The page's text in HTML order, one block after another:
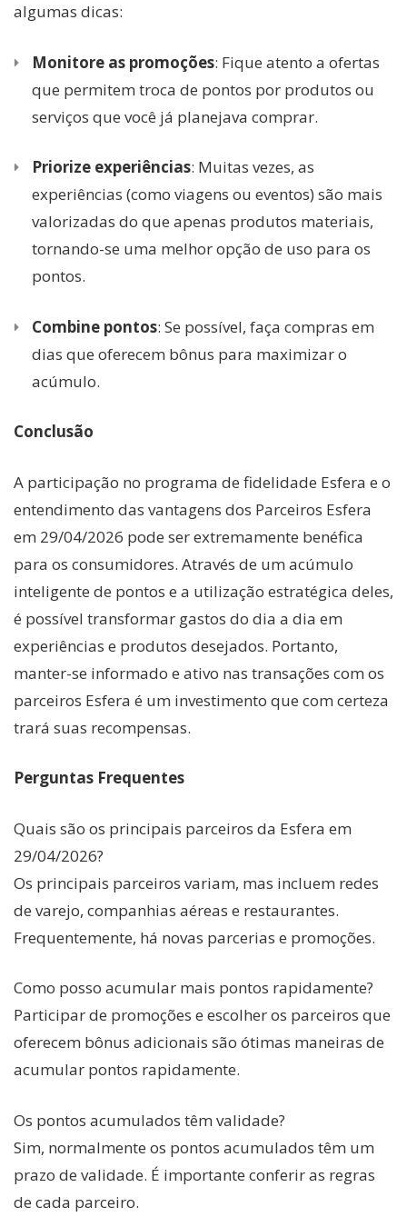
algumas dicas:
Monitore as promoções: Fique atento a ofertas
que permitem troca de pontos por produtos ou
serviços que você já planejava comprar.
Priorize experiências: Muitas vezes, as
experiências (como viagens ou eventos) são mais
valorizadas do que apenas produtos materiais,
tornando-se uma melhor opção de uso para os
pontos.
Combine pontos: Se possível, faça compras em
dias que oferecem bônus para maximizar o
acúmulo.
Conclusão
A participação no programa de fidelidade Esfera e o
entendimento das vantagens dos Parceiros Esfera
em 29/04/2026 pode ser extremamente benéfica
para os consumidores. Através de um acúmulo
inteligente de pontos e a utilização estratégica deles,
é possível transformar gastos do dia a dia em
experiências e produtos desejados. Portanto,
manter-se informado e ativo nas transações com os
parceiros Esfera é um investimento que com certeza
trará suas recompensas.
Perguntas Frequentes
Quais são os principais parceiros da Esfera em
29/04/2026?
Os principais parceiros variam, mas incluem redes
de varejo, companhias aéreas e restaurantes.
Frequentemente, há novas parcerias e promoções.
Como posso acumular mais pontos rapidamente?
Participar de promoções e escolher os parceiros que
oferecem bônus adicionais são ótimas maneiras de
acumular pontos rapidamente.
Os pontos acumulados têm validade?
Sim, normalmente os pontos acumulados têm um
prazo de validade. É importante conferir as regras
de cada parceiro.